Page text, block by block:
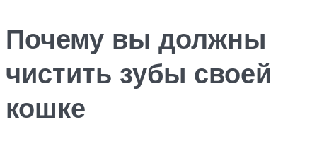
Почему вы должны
чистить зубы своей
кошке